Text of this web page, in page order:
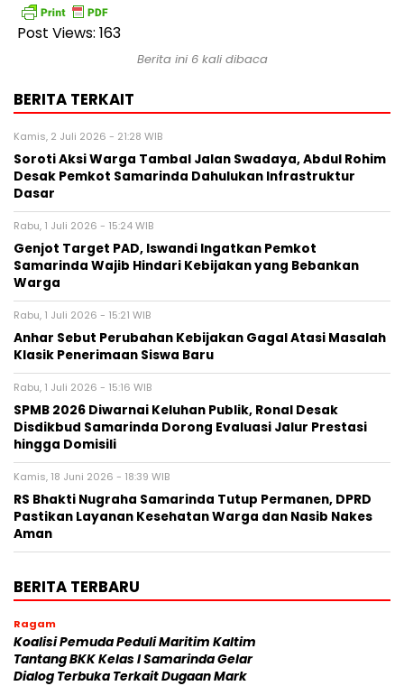
Post Views: 163
Berita ini 6 kali dibaca
BERITA TERKAIT
Kamis, 2 Juli 2026 - 21:28 WIB
Soroti Aksi Warga Tambal Jalan Swadaya, Abdul Rohim
Desak Pemkot Samarinda Dahulukan Infrastruktur
Dasar
Rabu, 1 Juli 2026 - 15:24 WIB
Genjot Target PAD, Iswandi Ingatkan Pemkot
Samarinda Wajib Hindari Kebijakan yang Bebankan
Warga
Rabu, 1 Juli 2026 - 15:21 WIB
Anhar Sebut Perubahan Kebijakan Gagal Atasi Masalah
Klasik Penerimaan Siswa Baru
Rabu, 1 Juli 2026 - 15:16 WIB
SPMB 2026 Diwarnai Keluhan Publik, Ronal Desak
Disdikbud Samarinda Dorong Evaluasi Jalur Prestasi
hingga Domisili
Kamis, 18 Juni 2026 - 18:39 WIB
RS Bhakti Nugraha Samarinda Tutup Permanen, DPRD
Pastikan Layanan Kesehatan Warga dan Nasib Nakes
Aman
BERITA TERBARU
Ragam
Koalisi Pemuda Peduli Maritim Kaltim
Tantang BKK Kelas I Samarinda Gelar
Dialog Terbuka Terkait Dugaan Mark